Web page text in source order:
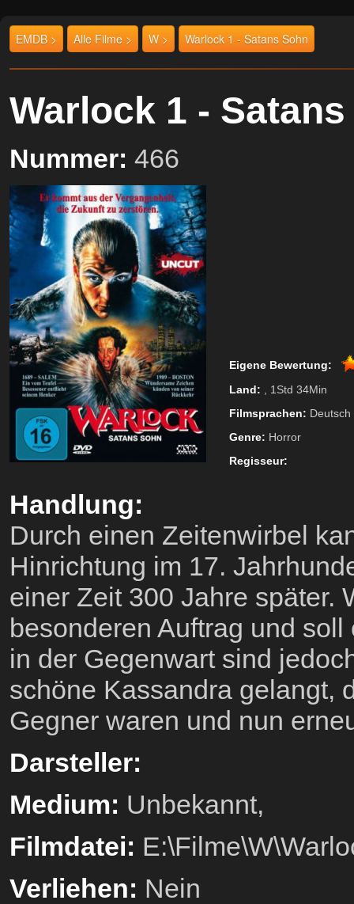
EMDB > Alle Filme > W > Warlock 1 - Satans Sohn
Warlock 1 -
Nummer: 466
Eigene Bewertung:
Land: , 1Std 34Min
Filmsprachen: Deutsch
Genre: Horror
Regisseur:
Handlung:
Durch einen Zeitenwirbel
Hinrichtung im 17.
einer Zeit 300 Jahre später.
besonderen Auftrag und
in der Gegenwart sind
schöne Kassandra gelangt,
Gegner waren und nun
Darsteller:
Medium: Unbekannt,
Filmdatei:
Verliehen: Nein